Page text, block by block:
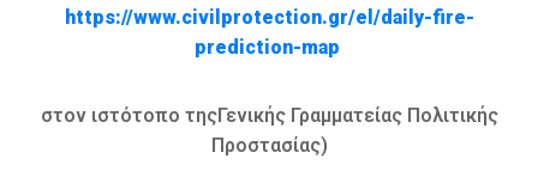
https://www.civilprotection.gr/el/daily-fire-
prediction-map
στον ιστότοπο τηςΓενικής Γραμματείας Πολιτικής
Προστασίας)